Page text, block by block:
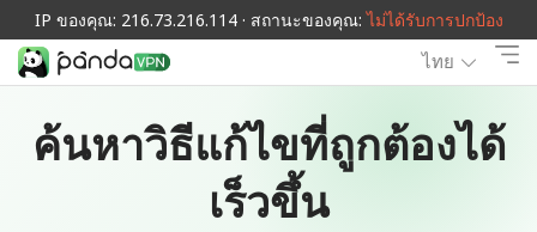
IP ของคุณ: 216.73.216.114 · สถานะของคุณ:ไม่ได้รับการปกป้อง
ไทย
ค้นหาวิธีแก้ไขที่ถูกต้องได้
เร็วขึ้น